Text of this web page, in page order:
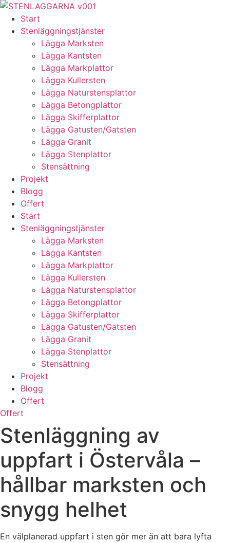
Skip
content
Start
Stenläggningstjänster
Lägga Marksten
Lägga Kantsten
Lägga Markplattor
Lägga Kullersten
Lägga Naturstensplattor
Lägga Betongplattor
Lägga Skifferplattor
Lägga Gatusten/Gatsten
Lägga Granit
Lägga Stenplattor
Stensättning
Projekt
Blogg
Offert
Start
Stenläggningstjänster
Lägga Marksten
Lägga Kantsten
Lägga Markplattor
Lägga Kullersten
Lägga Naturstensplattor
Lägga Betongplattor
Lägga Skifferplattor
Lägga Gatusten/Gatsten
Lägga Granit
Lägga Stenplattor
Stensättning
Projekt
Blogg
Offert
Offert
Stenläggning av
uppfart i Östervåla –
hållbar marksten och
snygg helhet
En välplanerad uppfart i sten gör mer än att bara lyfta